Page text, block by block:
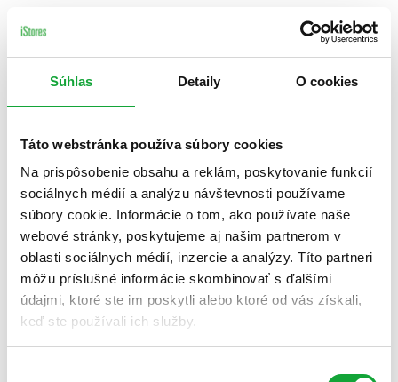
Súhlas Detaily O cookies
Táto webstránka používa súbory cookies
Na prispôsobenie obsahu a reklám, poskytovanie funkcií
sociálnych médií a analýzu návštevnosti používame
súbory cookie. Informácie o tom, ako používate naše
webové stránky, poskytujeme aj našim partnerom v
oblasti sociálnych médií, inzercie a analýzy. Títo partneri
môžu príslušné informácie skombinovať s ďalšími
údajmi, ktoré ste im poskytli alebo ktoré od vás získali,
keď ste používali ich služby.